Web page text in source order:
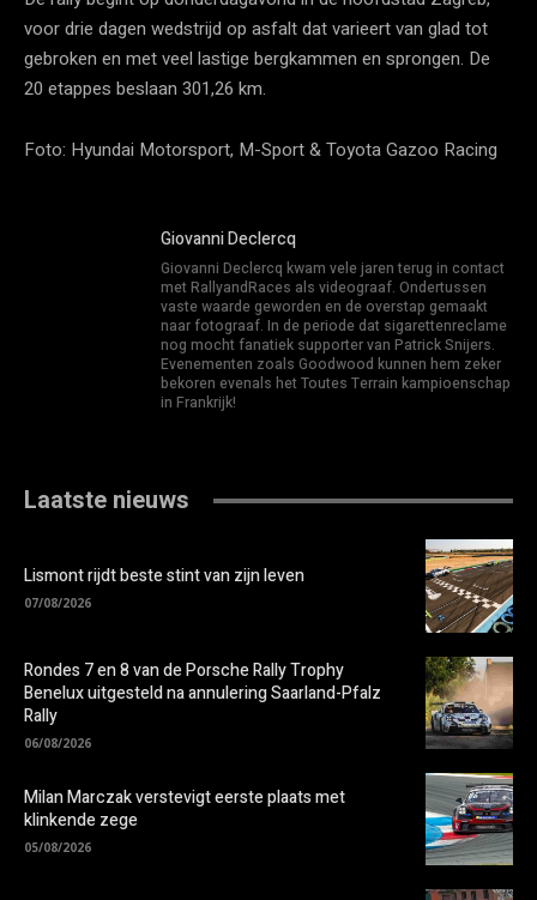
voor drie dagen wedstrijd op asfalt dat varieert van glad tot
gebroken en met veel lastige bergkammen en sprongen. De
20 etappes beslaan 301,26 km.
Foto: Hyundai Motorsport, M-Sport & Toyota Gazoo Racing
Giovanni Declercq
Giovanni Declercq kwam vele jaren terug in contact
met RallyandRaces als videograaf. Ondertussen
vaste waarde geworden en de overstap gemaakt
naar fotograaf. In de periode dat sigarettenreclame
nog mocht fanatiek supporter van Patrick Snijers.
Evenementen zoals Goodwood kunnen hem zeker
bekoren evenals het Toutes Terrain kampioenschap
in Frankrijk!
Laatste nieuws
Lismont rijdt beste stint van zijn leven
07/08/2026
Rondes 7 en 8 van de Porsche Rally Trophy
Benelux uitgesteld na annulering Saarland-Pfalz
Rally
06/08/2026
Milan Marczak verstevigt eerste plaats met
klinkende zege
05/08/2026